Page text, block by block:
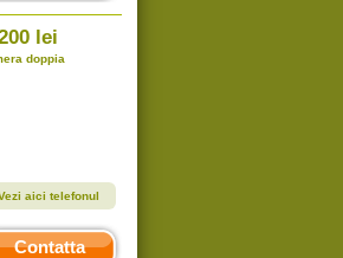
lei
doppia
aici telefonul
Contatta